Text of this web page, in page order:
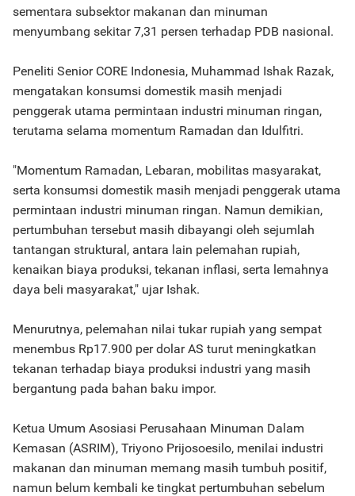
sementara subsektor makanan dan minuman
menyumbang sekitar 7,31 persen terhadap PDB nasional.
Peneliti Senior CORE Indonesia, Muhammad Ishak Razak,
mengatakan konsumsi domestik masih menjadi
penggerak utama permintaan industri minuman ringan,
terutama selama momentum Ramadan dan Idulfitri.
"Momentum Ramadan, Lebaran, mobilitas masyarakat,
serta konsumsi domestik masih menjadi penggerak utama
permintaan industri minuman ringan. Namun demikian,
pertumbuhan tersebut masih dibayangi oleh sejumlah
tantangan struktural, antara lain pelemahan rupiah,
kenaikan biaya produksi, tekanan inflasi, serta lemahnya
daya beli masyarakat," ujar Ishak.
Menurutnya, pelemahan nilai tukar rupiah yang sempat
menembus Rp17.900 per dolar AS turut meningkatkan
tekanan terhadap biaya produksi industri yang masih
bergantung pada bahan baku impor.
Ketua Umum Asosiasi Perusahaan Minuman Dalam
Kemasan (ASRIM), Triyono Prijosoesilo, menilai industri
makanan dan minuman memang masih tumbuh positif,
namun belum kembali ke tingkat pertumbuhan sebelum